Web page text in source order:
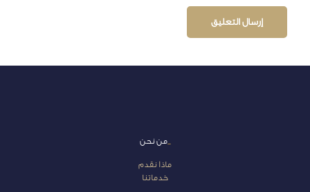
_من نحن
ماذا نقدم
خدماتنا